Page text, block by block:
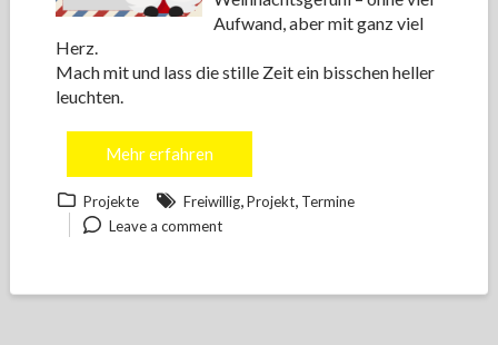
Aufwand, aber mit ganz viel
Herz.
Mach mit und lass die stille Zeit ein bisschen heller
leuchten.
Mehr erfahren
Projekte Freiwillig,Projekt, Termine
Leave a comment